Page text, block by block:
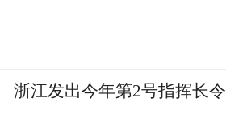
浙江发出今年第2号指挥长令